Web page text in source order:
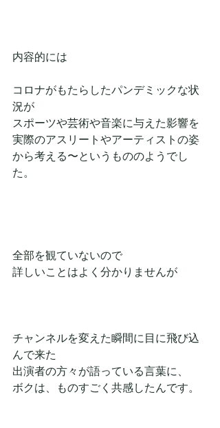
内容的には
コロナがもたらしたパンデミックな状
況が
スポーツや芸術や音楽に与えた影響を
実際のアスリートやアーティストの姿
から考える〜というもののようでし
た。
全部を観ていないので
詳しいことはよく分かりませんが
チャンネルを変えた瞬間に目に飛び込
んで来た
出演者の方々が語っている言葉に、
ボクは、ものすごく共感したんです。